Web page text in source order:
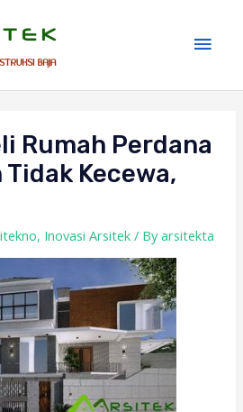
Rumah Perdana
Kecewa,
, Inovasi Arsitek / Byarsitekta